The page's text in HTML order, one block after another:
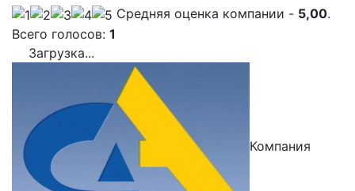
Cредняя оценка компании - 5,00.
Всего голосов: 1
Загрузка...
Компания